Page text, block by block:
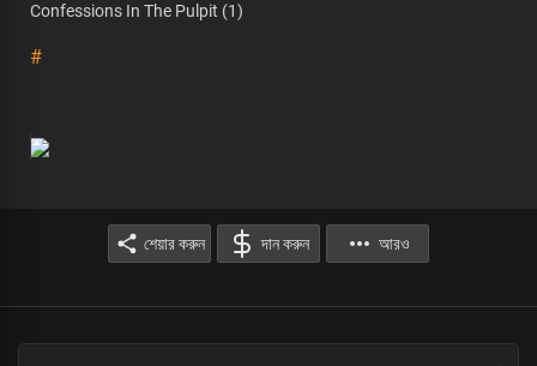
Confessions In The Pulpit (1)
#
শেয়ার করুন দান করুন আরও